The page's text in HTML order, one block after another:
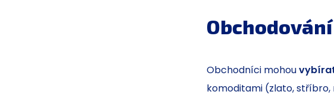
Obchodníci mohou
komoditami (zlato,